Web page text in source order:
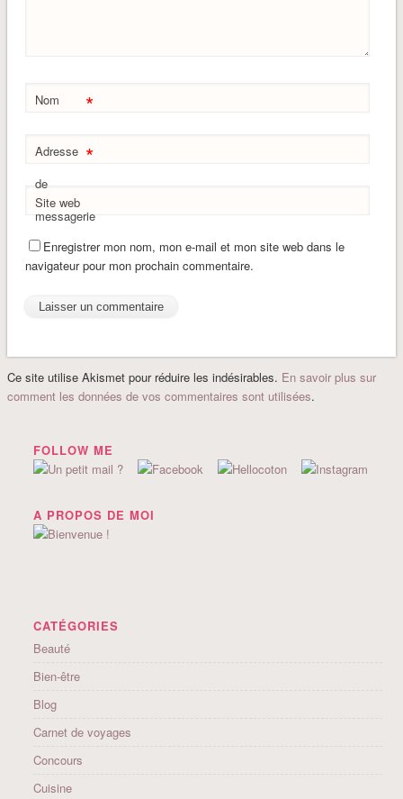
Nom *
Adresse
de
messagerie
*
Site web
Enregistrer mon nom, mon e-mail et mon site web dans le
navigateur pour mon prochain commentaire.
Ce site utilise Akismet pour réduire les indésirables. En savoir plus sur
comment les données de vos commentaires sont utilisées.
FOLLOW ME
A PROPOS DE MOI
CATÉGORIES
Beauté
Bien-être
Blog
Carnet de voyages
Concours
Cuisine